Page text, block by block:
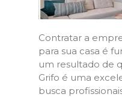
Contratar a
para sua casa é
um resultado de
Grifo é uma
busca